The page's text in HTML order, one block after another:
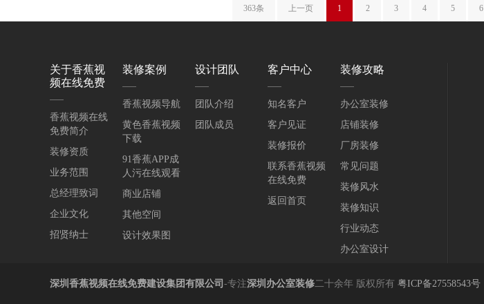
363条 上一页 1 2 3 4 5 6
关于香蕉视
频在线免费
香蕉视频在线
免费简介
装修资质
业务范围
总经理致词
企业文化
招贤纳士
装修案例
香蕉视频导航
黄色香蕉视频
下载
91香蕉APP成
人污在线观看
商业店铺
其他空间
设计效果图
设计团队
团队介绍
团队成员
客户中心
知名客户
客户见证
装修报价
联系香蕉视频
在线免费
返回首页
装修攻略
办公室装修
店铺装修
厂房装修
常见问题
装修风水
装修知识
行业动态
办公室设计
深圳香蕉视频在线免费建设集团有限公司 -专注深圳办公室装修二十余年 版权所有 粤ICP备27558543号